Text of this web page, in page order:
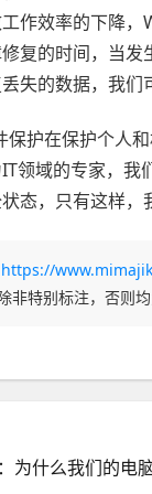
作效率的下降
复的时间，当
失的数据，我们
护在保护个人
领域的专家，
态，只有这样，
https://
非特别标注，否则
为什么我们的电